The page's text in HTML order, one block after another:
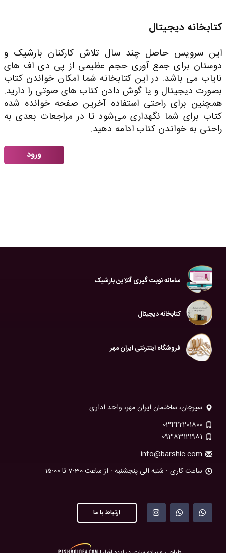
کتابخانه دیجیتال
این سرویس حاصل چند سال تلاش کارکنان بارشیک و
دوستان برای جمع آوری حجم عظیمی از پی دی اف های
نایاب می باشد. در این کتابخانه شما امکان خواندن کتاب
بصورت دیجیتال و یا گوش دادن کتاب های صوتی را دارید.
همچنین برای راحتی استفاده آخرین صفحه خوانده شده
کتاب برای شما نگهداری می‌شود تا در مراجعات بعدی به
راحتی به خواندن کتاب ادامه دهید.
ورود
سامانه نوبت گیری آنلاین بارشیک
کتابخانه دیجیتال
فروشگاه اینترنتی ایران مهر
سیرجان، ساختمان ایران مهر، واحد اداری
03442201800
09383121981
info@barshic.com
ساعت کاری : شنبه الی پنجشنبه : از ساعت 7:30 تا 15:00
ارتباط با ما